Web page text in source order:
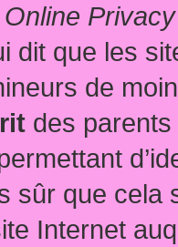
dit que les
de
des parents
sûr que
Internet